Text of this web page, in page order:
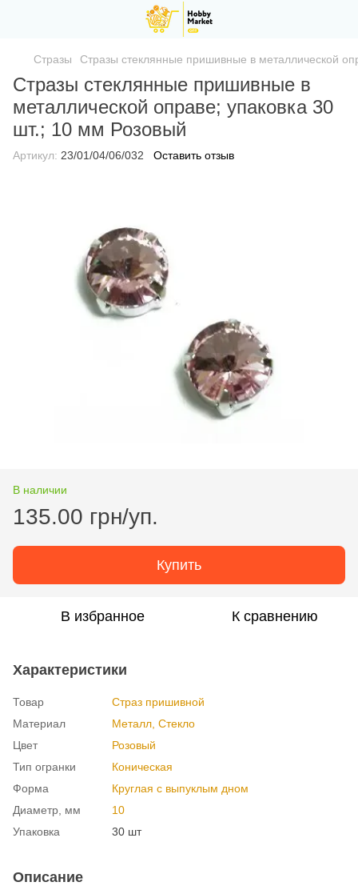
Стразы Стразы стеклянные пришивные в металлической
Стразы стеклянные пришивные в
металлической оправе; упаковка 30
шт.; 10 мм Розовый
Артикул: 23/01/04/06/032 Оставить отзыв
В наличии
135.00 грн/уп.
Купить
В избранное К сравнению
Характеристики
Товар
Страз пришивной
Материал
Металл, Cтекло
Цвет
Розовый
Тип огранки
Коническая
Форма
Круглая с выпуклым дном
Диаметр, мм
10
Упаковка
30 шт
Описание